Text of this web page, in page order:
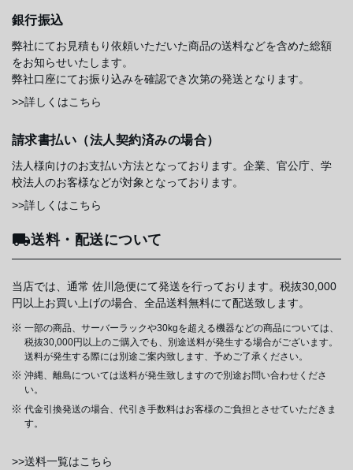
銀行振込
弊社にてお見積もり依頼いただいた商品の送料などを含めた総額
をお知らせいたします。
弊社口座にてお振り込みを確認でき次第の発送となります。
>>詳しくはこちら
請求書払い（法人契約済みの場合）
法人様向けのお支払い方法となっております。企業、官公庁、学
校法人のお客様などが対象となっております。
>>詳しくはこちら
送料・配送について
当店では、通常 佐川急便にて発送を行っております。税抜30,000
円以上お買い上げの場合、全品送料無料にて配送致します。
一部の商品、サーバーラックや30kgを超える機器などの商品については、
税抜30,000円以上のご購入でも、別途送料が発生する場合がございます。
送料が発生する際には別途ご案内致します、予めご了承ください。
沖縄、離島については送料が発生致しますので別途お問い合わせくださ
い。
代金引換発送の場合、代引き手数料はお客様のご負担とさせていただきま
す。
>>送料一覧はこちら